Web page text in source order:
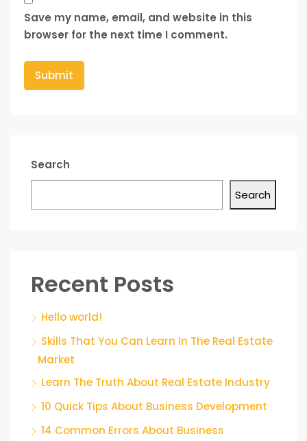
Save my name, email, and website in this
browser for the next time I comment.
Search
Search
Recent Posts
Hello world!
Skills That You Can Learn In The Real Estate
Market
Learn The Truth About Real Estate Industry
10 Quick Tips About Business Development
14 Common Errors About Business